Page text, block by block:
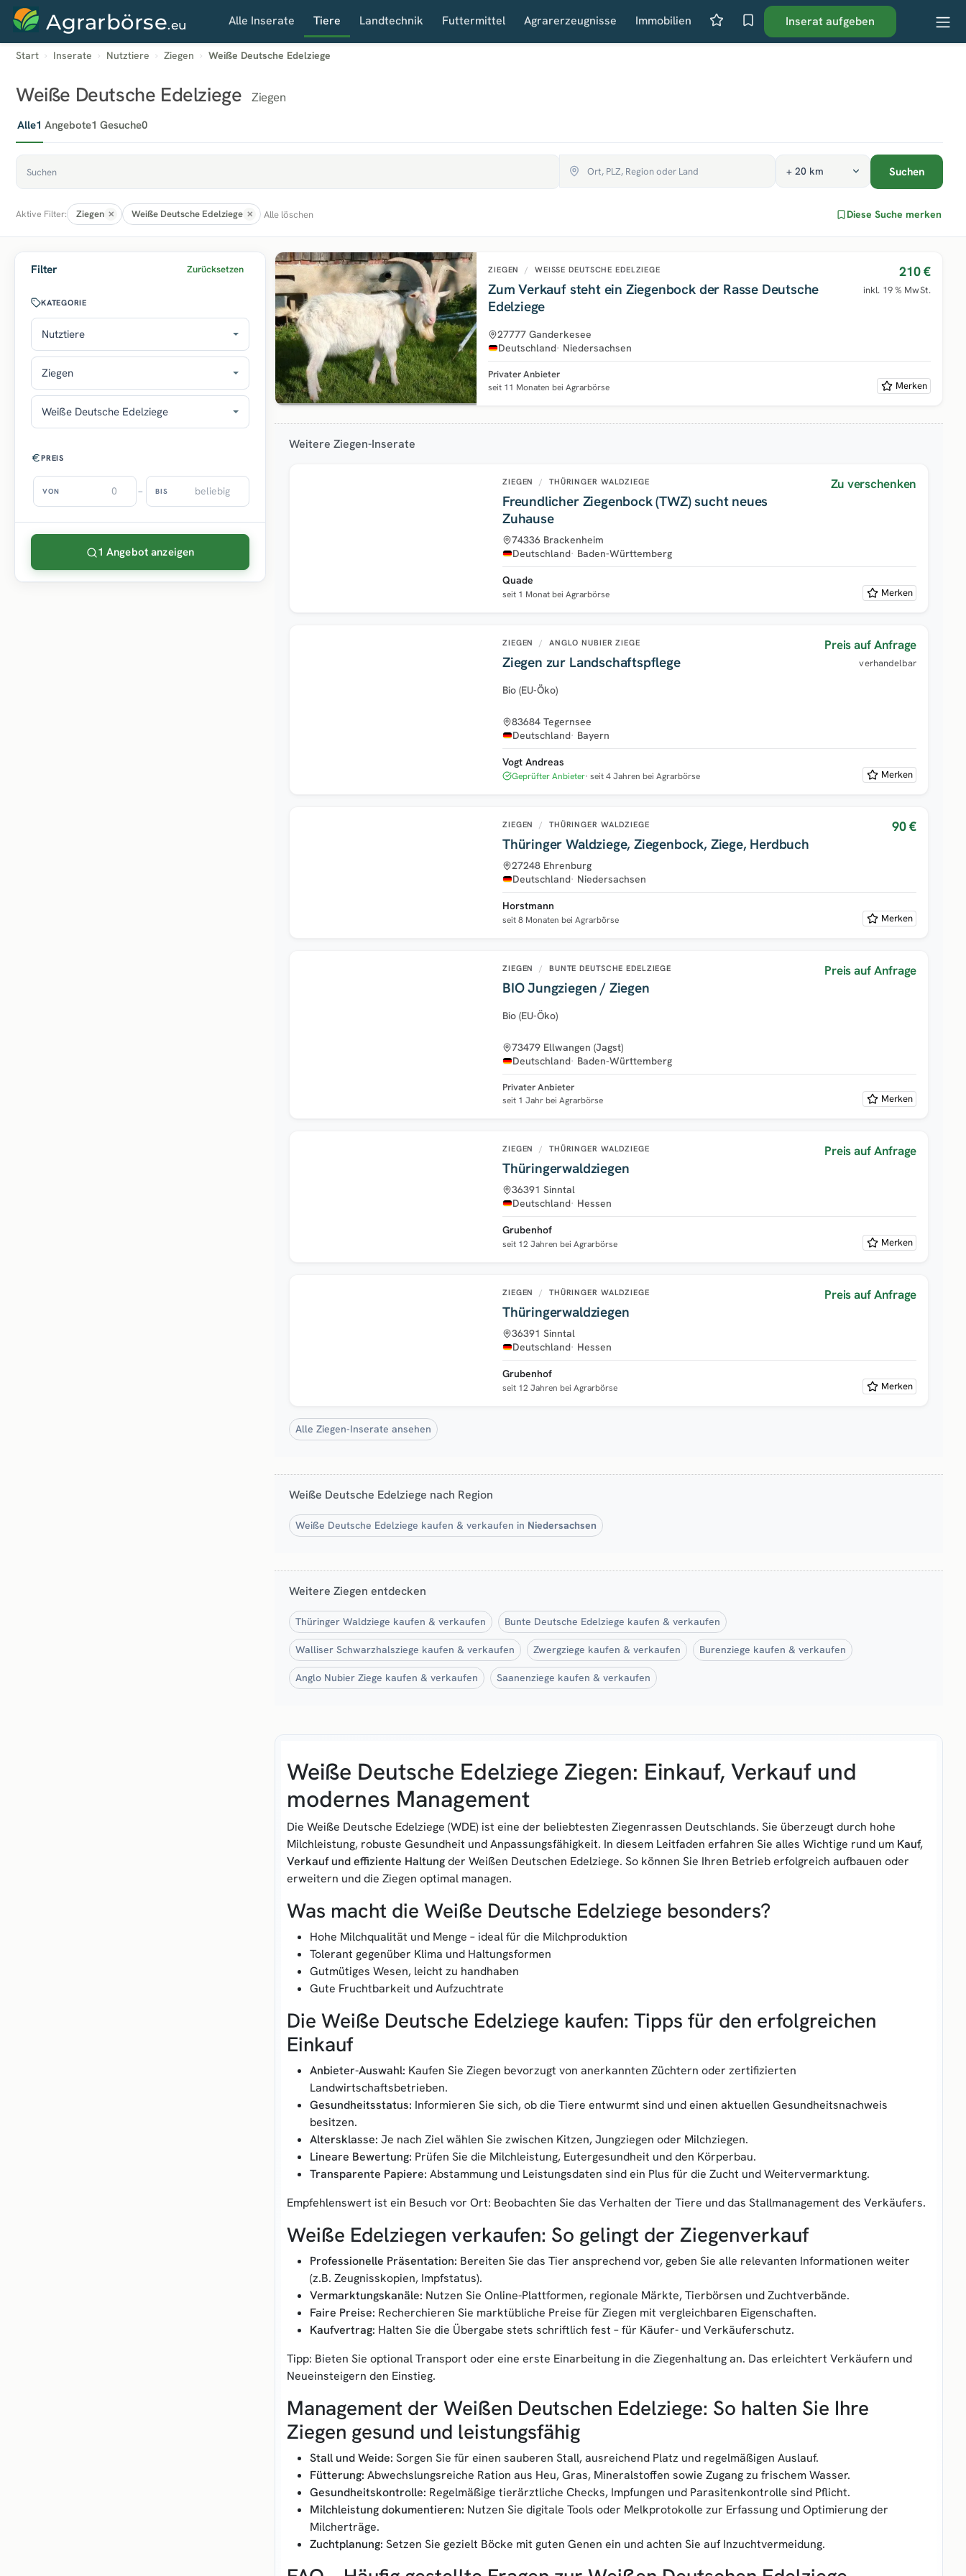
Agrarbörse.eu Alle Inserate Tiere Landtechnik Futtermittel Agrarerzeugnisse Immobilien Inserat aufgeben
Start Inserate Nutztiere Ziegen Weiße Deutsche Edelziege
Weiße Deutsche Edelziege Ziegen
Alle1 Angebote1 Gesuche0
Suchen
Aktive Filter: Ziegen Weiße Deutsche Edelziege Alle löschen Diese Suche merken
Filter Zurücksetzen
KATEGORIE
Nutztiere
Ziegen
Weiße Deutsche Edelziege
PREIS
VON – BIS
1 Angebot anzeigen
ZIEGEN / WEISSE DEUTSCHE EDELZIEGE
Zum Verkauf steht ein Ziegenbock der Rasse Deutsche
Edelziege
210 €
inkl. 19 % MwSt.
27777 Ganderkesee
Deutschland Niedersachsen
Privater Anbieter
seit 11 Monaten bei Agrarbörse Merken
Weitere Ziegen-Inserate
ZIEGEN / THÜRINGER WALDZIEGE
Freundlicher Ziegenbock (TWZ) sucht neues
Zuhause
Zu verschenken
74336 Brackenheim
Deutschland Baden-Württemberg
Quade
seit 1 Monat bei Agrarbörse Merken
ZIEGEN / ANGLO NUBIER ZIEGE
Ziegen zur Landschaftspflege
Preis auf Anfrage
verhandelbar
Bio (EU-Öko)
83684 Tegernsee
Deutschland Bayern
Vogt Andreas
Geprüfter Anbieter seit 4 Jahren bei Agrarbörse Merken
ZIEGEN / THÜRINGER WALDZIEGE
Thüringer Waldziege, Ziegenbock, Ziege, Herdbuch
90 €
27248 Ehrenburg
Deutschland Niedersachsen
Horstmann
seit 8 Monaten bei Agrarbörse Merken
ZIEGEN / BUNTE DEUTSCHE EDELZIEGE
BIO Jungziegen / Ziegen
Preis auf Anfrage
Bio (EU-Öko)
73479 Ellwangen (Jagst)
Deutschland Baden-Württemberg
Privater Anbieter
seit 1 Jahr bei Agrarbörse Merken
ZIEGEN / THÜRINGER WALDZIEGE
Thüringerwaldziegen
Preis auf Anfrage
36391 Sinntal
Deutschland Hessen
Grubenhof
seit 12 Jahren bei Agrarbörse Merken
ZIEGEN / THÜRINGER WALDZIEGE
Thüringerwaldziegen
Preis auf Anfrage
36391 Sinntal
Deutschland Hessen
Grubenhof
seit 12 Jahren bei Agrarbörse Merken
Alle Ziegen-Inserate ansehen
Weiße Deutsche Edelziege nach Region
Weiße Deutsche Edelziege kaufen & verkaufen in Niedersachsen
Weitere Ziegen entdecken
Thüringer Waldziege kaufen & verkaufen Bunte Deutsche Edelziege kaufen & verkaufen
Walliser Schwarzhalsziege kaufen & verkaufen Zwergziege kaufen & verkaufen Burenziege kaufen & verkaufen
Anglo Nubier Ziege kaufen & verkaufen Saanenziege kaufen & verkaufen
Weiße Deutsche Edelziege Ziegen: Einkauf, Verkauf und
modernes Management
Die Weiße Deutsche Edelziege (WDE) ist eine der beliebtesten Ziegenrassen Deutschlands. Sie überzeugt durch hohe
Milchleistung, robuste Gesundheit und Anpassungsfähigkeit. In diesem Leitfaden erfahren Sie alles Wichtige rund um Kauf,
Verkauf und effiziente Haltungder Weißen Deutschen Edelziege. So können Sie Ihren Betrieb erfolgreich aufbauen oder
erweitern und die Ziegen optimal managen.
Was macht die Weiße Deutsche Edelziege besonders?
Hohe Milchqualität und Menge – ideal für die Milchproduktion
Tolerant gegenüber Klima und Haltungsformen
Gutmütiges Wesen, leicht zu handhaben
Gute Fruchtbarkeit und Aufzuchtrate
Die Weiße Deutsche Edelziege kaufen: Tipps für den erfolgreichen
Einkauf
Anbieter-Auswahl: Kaufen Sie Ziegen bevorzugt von anerkannten Züchtern oder zertifizierten
Landwirtschaftsbetrieben.
Gesundheitsstatus: Informieren Sie sich, ob die Tiere entwurmt sind und einen aktuellen Gesundheitsnachweis
besitzen.
Altersklasse: Je nach Ziel wählen Sie zwischen Kitzen, Jungziegen oder Milchziegen.
Lineare Bewertung: Prüfen Sie die Milchleistung, Eutergesundheit und den Körperbau.
Transparente Papiere: Abstammung und Leistungsdaten sind ein Plus für die Zucht und Weitervermarktung.
Empfehlenswert ist ein Besuch vor Ort: Beobachten Sie das Verhalten der Tiere und das Stallmanagement des Verkäufers.
Weiße Edelziegen verkaufen: So gelingt der Ziegenverkauf
Professionelle Präsentation: Bereiten Sie das Tier ansprechend vor, geben Sie alle relevanten Informationen weiter
(z.B. Zeugnisskopien, Impfstatus).
Vermarktungskanäle: Nutzen Sie Online-Plattformen, regionale Märkte, Tierbörsen und Zuchtverbände.
Faire Preise: Recherchieren Sie marktübliche Preise für Ziegen mit vergleichbaren Eigenschaften.
Kaufvertrag: Halten Sie die Übergabe stets schriftlich fest – für Käufer- und Verkäuferschutz.
Tipp: Bieten Sie optional Transport oder eine erste Einarbeitung in die Ziegenhaltung an. Das erleichtert Verkäufern und
Neueinsteigern den Einstieg.
Management der Weißen Deutschen Edelziege: So halten Sie Ihre
Ziegen gesund und leistungsfähig
Stall und Weide: Sorgen Sie für einen sauberen Stall, ausreichend Platz und regelmäßigen Auslauf.
Fütterung: Abwechslungsreiche Ration aus Heu, Gras, Mineralstoffen sowie Zugang zu frischem Wasser.
Gesundheitskontrolle: Regelmäßige tierärztliche Checks, Impfungen und Parasitenkontrolle sind Pflicht.
Milchleistung dokumentieren: Nutzen Sie digitale Tools oder Melkprotokolle zur Erfassung und Optimierung der
Milcherträge.
Zuchtplanung: Setzen Sie gezielt Böcke mit guten Genen ein und achten Sie auf Inzuchtvermeidung.